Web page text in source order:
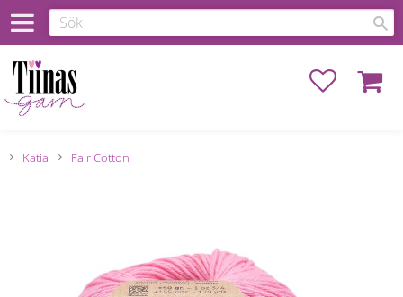
Favoriter
Katia Fair Cotton